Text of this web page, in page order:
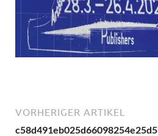
VORHERIGER ARTIKEL